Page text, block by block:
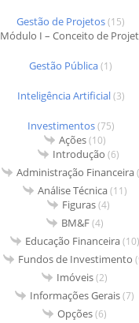
Gestão de Projetos(15)
Módulo I – Conceito de
Gestão Pública(1)
Inteligência Artificial(3)
Investimentos(75)
Ações(10)
Introdução (6)
Administração Financeira
Análise Técnica(11)
Figuras(4)
BM&F(4)
Educação Financeira(10)
Fundos de Investimento
Imóveis(2)
Informações Gerais(7)
Opções(6)